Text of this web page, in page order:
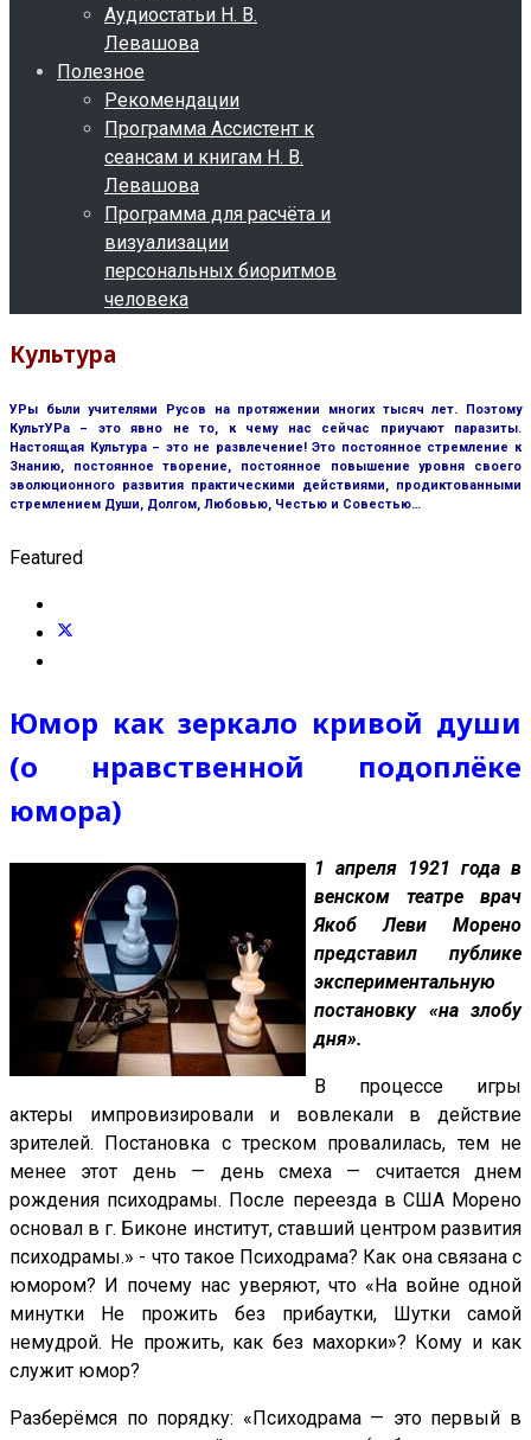
Аудиостатьи Н. В.
Левашова
Полезное
Рекомендации
Программа Ассистент к
сеансам и книгам Н. В.
Левашова
Программа для расчёта и
визуализации
персональных биоритмов
человека
Культура
УРы были учителями Русов на протяжении многих тысяч лет. Поэтому
КультУРа – это явно не то, к чему нас сейчас приучают паразиты.
Настоящая Культура – это не развлечение! Это постоянное стремление к
Знанию, постоянное творение, постоянное повышение уровня своего
эволюционного развития практическими действиями, продиктованными
стремлением Души, Долгом, Любовью, Честью и Совестью…
Featured
Юмор как зеркало кривой души
(о нравственной подоплёке
юмора)
1 апреля 1921 года в
венском театре врач
Якоб Леви Морено
представил публике
экспериментальную
постановку «на злобу
дня».
В процессе игры
актеры импровизировали и вовлекали в действие
зрителей. Постановка с треском провалилась, тем не
менее этот день — день смеха — считается днем
рождения психодрамы. После переезда в США Морено
основал в г. Биконе институт, ставший центром развития
психодрамы.» - что такое Психодрама? Как она связана с
юмором? И почему нас уверяют, что «На войне одной
минутки Не прожить без прибаутки, Шутки самой
немудрой. Не прожить, как без махорки»? Кому и как
служит юмор?
Разберёмся по порядку: «Психодрама — это первый в